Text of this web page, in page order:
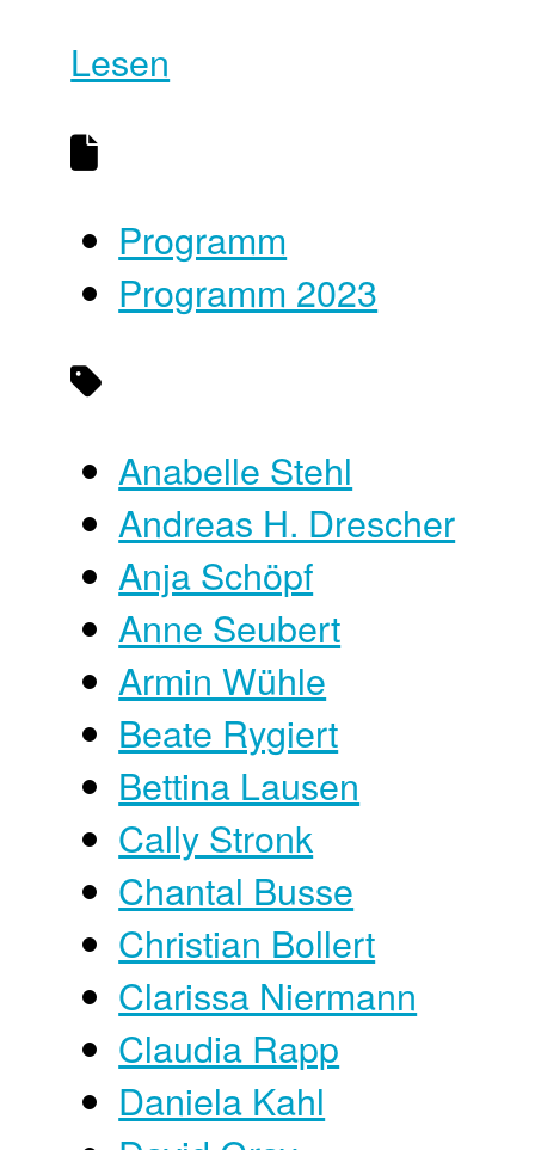
Lesen
Programm
Programm 2023
Anabelle Stehl
Andreas H. Drescher
Anja Schöpf
Anne Seubert
Armin Wühle
Beate Rygiert
Bettina Lausen
Cally Stronk
Chantal Busse
Christian Bollert
Clarissa Niermann
Claudia Rapp
Daniela Kahl